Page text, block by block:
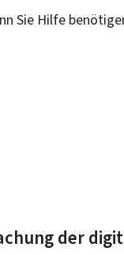
Sie Hilfe
der